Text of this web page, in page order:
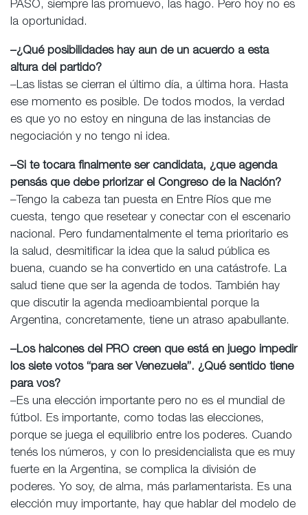
PASO, siempre las promuevo, las hago. Pero hoy no es
la oportunidad.
–¿Qué posibilidades hay aun de un acuerdo a esta
altura del partido?
–Las listas se cierran el último día, a última hora. Hasta
ese momento es posible. De todos modos, la verdad
es que yo no estoy en ninguna de las instancias de
negociación y no tengo ni idea.
–Si te tocara finalmente ser candidata, ¿que agenda
pensás que debe priorizar el Congreso de la Nación?
–Tengo la cabeza tan puesta en Entre Ríos que me
cuesta, tengo que resetear y conectar con el escenario
nacional. Pero fundamentalmente el tema prioritario es
la salud, desmitificar la idea que la salud pública es
buena, cuando se ha convertido en una catástrofe. La
salud tiene que ser la agenda de todos. También hay
que discutir la agenda medioambiental porque la
Argentina, concretamente, tiene un atraso apabullante.
–Los halcones del PRO creen que está en juego impedir
los siete votos “para ser Venezuela”. ¿Qué sentido tiene
para vos?
–Es una elección importante pero no es el mundial de
fútbol. Es importante, como todas las elecciones,
porque se juega el equilibrio entre los poderes. Cuando
tenés los números, y con lo presidencialista que es muy
fuerte en la Argentina, se complica la división de
poderes. Yo soy, de alma, más parlamentarista. Es una
elección muy importante, hay que hablar del modelo de